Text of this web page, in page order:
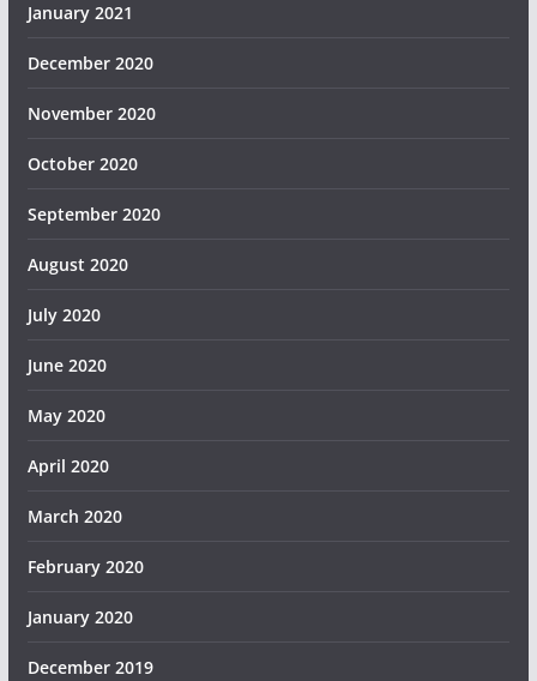
January 2021
December 2020
November 2020
October 2020
September 2020
August 2020
July 2020
June 2020
May 2020
April 2020
March 2020
February 2020
January 2020
December 2019